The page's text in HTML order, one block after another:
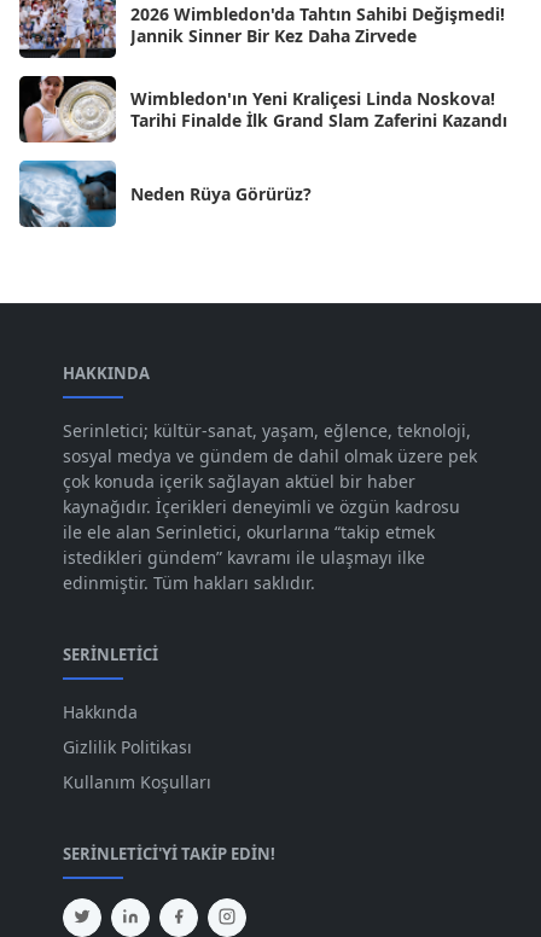
Ağu 2024 [10]
Tem 2024
Haz 2024 [30]
Nis 2024 [59]
Ara 2023 [101]
Kas 2023
Eki 2023 [73]
Eyl 2023 [73]
Ağu 2023 [74]
Tem 2023 [76]
Haz 2023
May 2023
Mar 2023
Oca 2023 [87]
Ara 2022 [82]
2026 Wimbledon'da Tahtın Sahibi Değişmedi!
Jannik Sinner Bir Kez Daha Zirvede
Wimbledon'ın Yeni Kraliçesi Linda Noskova!
Tarihi Finalde İlk Grand Slam Zaferini Kazandı
Neden Rüya Görürüz?
HAKKINDA
Serinletici; kültür-sanat, yaşam, eğlence, teknoloji,
sosyal medya ve gündem de dahil olmak üzere pek
çok konuda içerik sağlayan aktüel bir haber
kaynağıdır. İçerikleri deneyimli ve özgün kadrosu
ile ele alan Serinletici, okurlarına “takip etmek
istedikleri gündem” kavramı ile ulaşmayı ilke
edinmiştir. Tüm hakları saklıdır.
SERINLETICI
Hakkında
Gizlilik Politikası
Kullanım Koşulları
SERINLETICI'YI TAKIP EDIN!